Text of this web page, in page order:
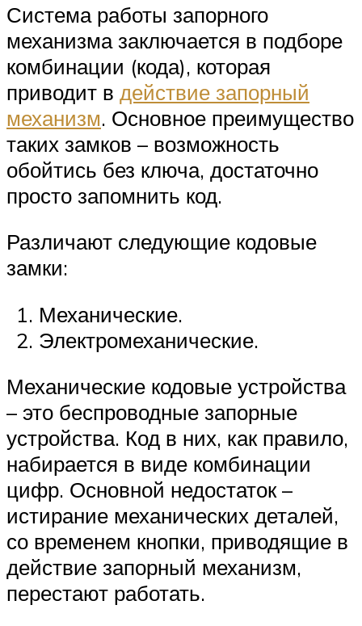
Система работы запорного
механизма заключается в подборе
комбинации (кода), которая
приводит в действие запорный
механизм. Основное преимущество
таких замков – возможность
обойтись без ключа, достаточно
просто запомнить код.
Различают следующие кодовые
замки:
Механические.
Электромеханические.
Механические кодовые устройства
– это беспроводные запорные
устройства. Код в них, как правило,
набирается в виде комбинации
цифр. Основной недостаток –
истирание механических деталей,
со временем кнопки, приводящие в
действие запорный механизм,
перестают работать.